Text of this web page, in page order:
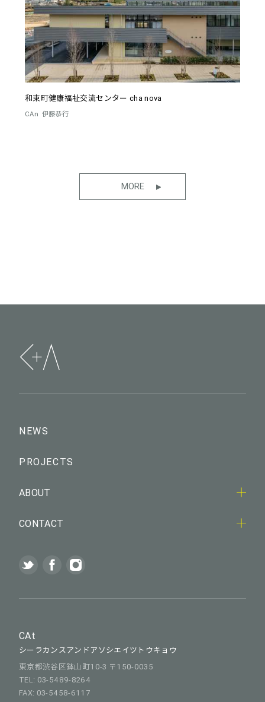
和束町健康福祉交流センター cha nova
CAn 伊藤恭行
MORE
NEWS
PROJECTS
ABOUT
CONTACT
CAt
シーラカンスアンドアソシエイツトウキョウ
東京都渋谷区鉢山町10-3 〒150-0035
TEL: 03-5489-8264
FAX: 03-5458-6117